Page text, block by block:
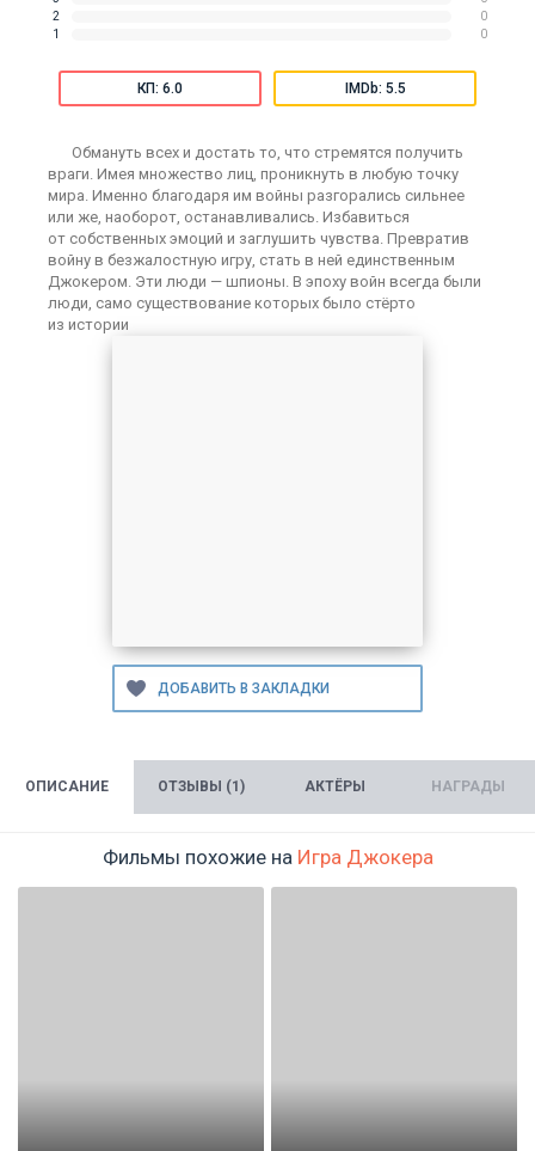
2
0
1
0
КП: 6.0 IMDb: 5.5
Обмануть всех и достать то, что стремятся получить
враги. Имея множество лиц, проникнуть в любую точку
мира. Именно благодаря им войны разгорались сильнее
или же, наоборот, останавливались. Избавиться
от собственных эмоций и заглушить чувства. Превратив
войну в безжалостную игру, стать в ней единственным
Джокером. Эти люди — шпионы. В эпоху войн всегда были
люди, само существование которых было стёрто
из истории
ОПИСАНИЕ ОТЗЫВЫ (1) АКТЁРЫ НАГРАДЫ
Фильмы похожие на Игра Джокера